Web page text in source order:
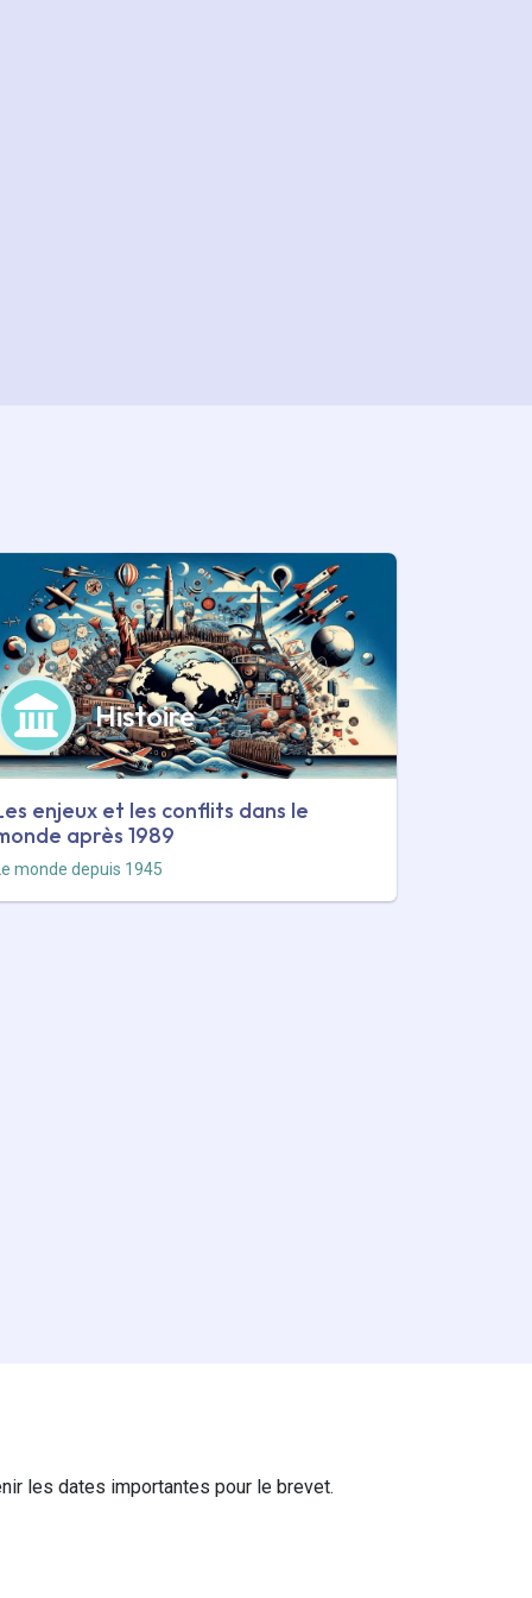
Histoire
enjeux et les conflits dans le
après 1989
monde depuis 1945
les dates importantes pour le brevet.